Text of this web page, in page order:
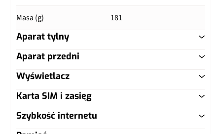
Masa (g) 181
Aparat tylny
Główny aparat
Autofocus
Aparat przedni
Główny aparat
Lampa błyskowa
Wyświetlacz
Typ ekranu
Karta SIM i zasięg
Typ karty SIM
Szybkość internetu